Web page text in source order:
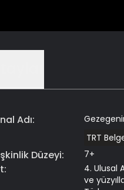
Adı:
TRT
Düzeyi: 7+
:
4. Ulusal
ve